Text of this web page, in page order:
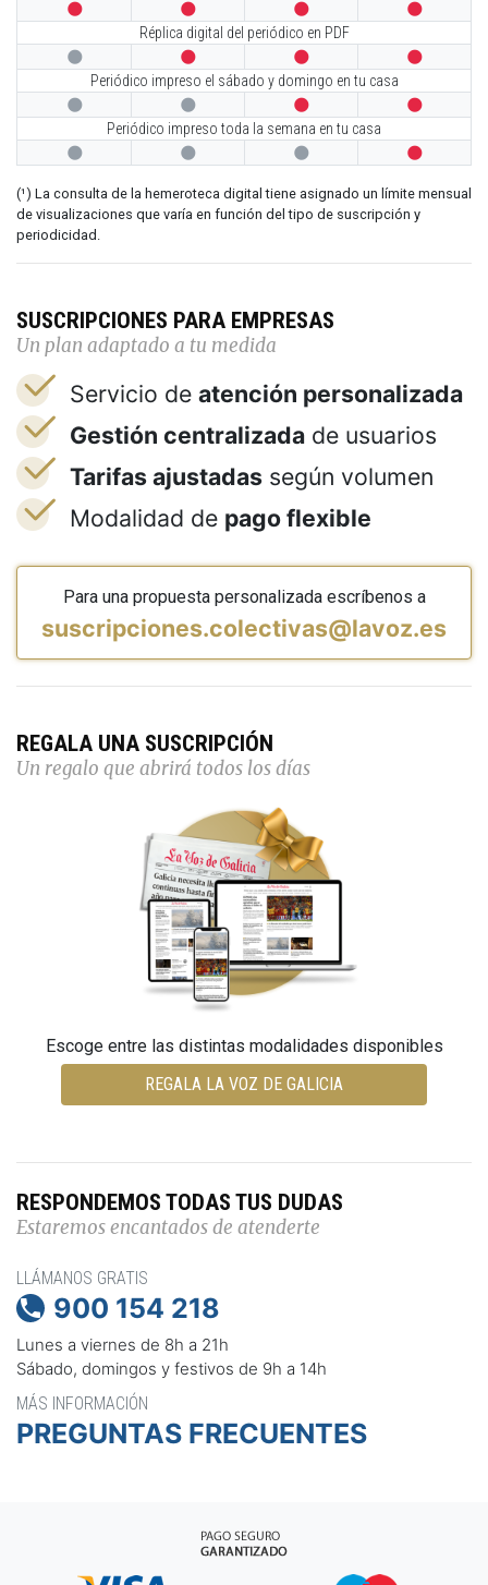
   
Réplica digital del periódico en PDF
   
Periódico impreso el sábado y domingo en tu casa
   
Periódico impreso toda la semana en tu casa
   
(¹) La consulta de la hemeroteca digital tiene asignado un límite mensual
de visualizaciones que varía en función del tipo de suscripción y
periodicidad.
SUSCRIPCIONES PARA EMPRESAS
Un plan adaptado a tu medida
Servicio de atención personalizada
Gestión centralizada de usuarios
Tarifas ajustadas según volumen
Modalidad de pago flexible
Para una propuesta personalizada escríbenos a
suscripciones.colectivas@lavoz.es
REGALA UNA SUSCRIPCIÓN
Un regalo que abrirá todos los días
Escoge entre las distintas modalidades disponibles
REGALA LA VOZ DE GALICIA
RESPONDEMOS TODAS TUS DUDAS
Estaremos encantados de atenderte
LLÁMANOS GRATIS
 900 154 218
Lunes a viernes de 8h a 21h
Sábado, domingos y festivos de 9h a 14h
MÁS INFORMACIÓN
PREGUNTAS FRECUENTES